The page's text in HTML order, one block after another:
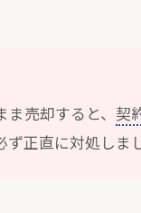
売却すると、 契
正直に対処しま